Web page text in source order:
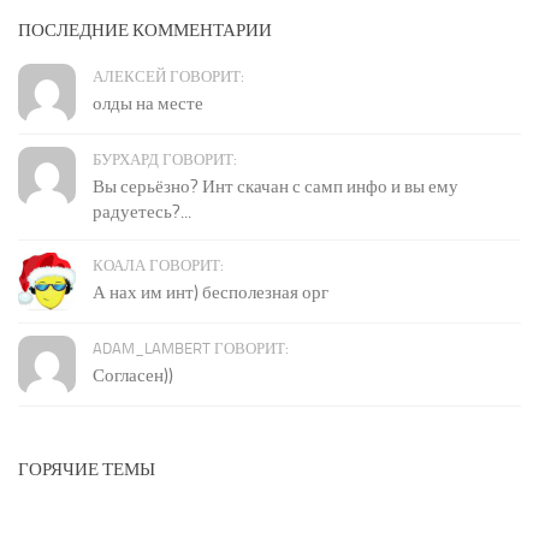
ПОСЛЕДНИЕ КОММЕНТАРИИ
АЛЕКСЕЙ ГОВОРИТ:
олды на месте
БУРХАРД ГОВОРИТ:
Вы серьёзно? Инт скачан с самп инфо и вы ему
радуетесь?...
КОАЛА ГОВОРИТ:
А нах им инт) бесполезная орг
ADAM_LAMBERT ГОВОРИТ:
Согласен))
ГОРЯЧИЕ ТЕМЫ